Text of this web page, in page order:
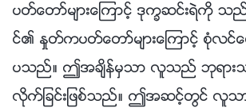
ပတ္ေတာ္မ်ားေၾကာင့္ ဒုကၡဆင္းရဲကို သည္း
င္၏ ႏႈတ္ကပတ္ေတာ္မ်ားေၾကာင့္ စုံလင္ေ
ပသည္။ ဤအခ်ိန္မွသာ လူသည္ ဘုရားသ
လိုက္ျခင္းျဖစ္သည္။ ဤအဆင့္တြင္ လူသာ